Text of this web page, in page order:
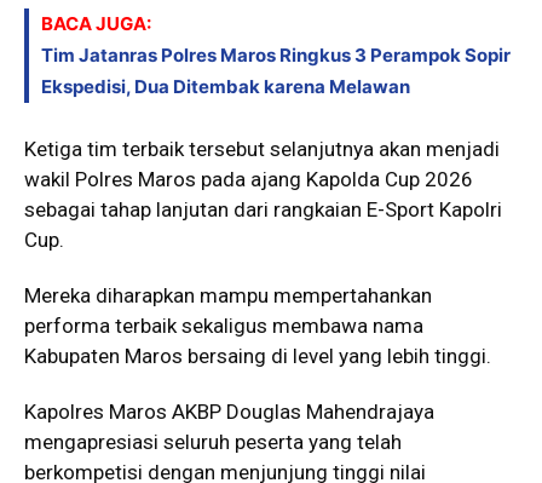
BACA JUGA:
Tim Jatanras Polres Maros Ringkus 3 Perampok Sopir
Ekspedisi, Dua Ditembak karena Melawan
Ketiga tim terbaik tersebut selanjutnya akan menjadi
wakil Polres Maros pada ajang Kapolda Cup 2026
sebagai tahap lanjutan dari rangkaian E-Sport Kapolri
Cup.
Mereka diharapkan mampu mempertahankan
performa terbaik sekaligus membawa nama
Kabupaten Maros bersaing di level yang lebih tinggi.
Kapolres Maros AKBP Douglas Mahendrajaya
mengapresiasi seluruh peserta yang telah
berkompetisi dengan menjunjung tinggi nilai